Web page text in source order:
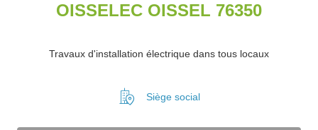
OISSELEC OISSEL 76350
Travaux d'installation électrique dans tous locaux
Siège social